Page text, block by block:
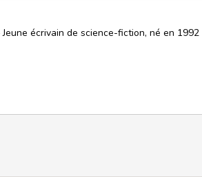
écrivain de science-fiction, né en 1992